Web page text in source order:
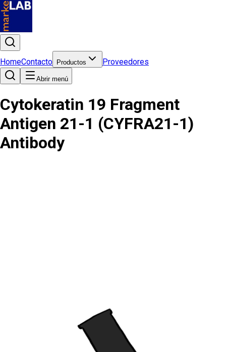
HomeContacto Productos Proveedores
Abrir menú
Cytokeratin 19 Fragment
Antigen 21-1 (CYFRA21-1)
Antibody